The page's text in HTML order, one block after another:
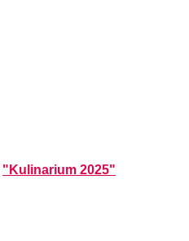
"Kulinarium 2025"